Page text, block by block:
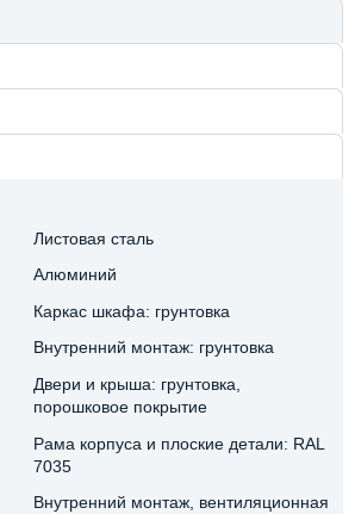
Листовая сталь
Алюминий
Каркас шкафа: грунтовка
Внутренний монтаж: грунтовка
Двери и крыша: грунтовка,
порошковое покрытие
Рама корпуса и плоские детали: RAL
7035
Внутренний монтаж, вентиляционная